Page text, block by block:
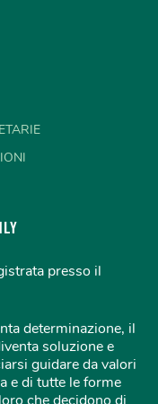
presso il
determinazione, il
soluzione e
guidare da valori
e di tutte le forme